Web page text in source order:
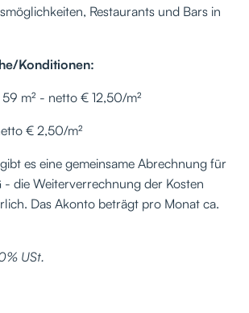
Restaurants und Bars in
Konditionen:
59 m² - netto € 12,50/m²
€ 2,50/m²
es eine gemeinsame Abrechnung für
- die Weiterverrechnung der Kosten
Das Akonto beträgt pro Monat ca.
USt.